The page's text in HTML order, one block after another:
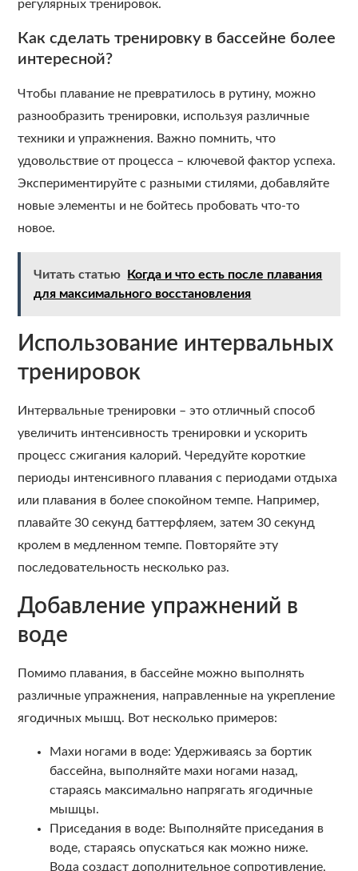
регулярных тренировок.
Как сделать тренировку в бассейне более
интересной?
Чтобы плавание не превратилось в рутину, можно
разнообразить тренировки, используя различные
техники и упражнения. Важно помнить, что
удовольствие от процесса – ключевой фактор успеха.
Экспериментируйте с разными стилями, добавляйте
новые элементы и не бойтесь пробовать что-то
новое.
Читать статью
Когда и что есть после плавания
для максимального восстановления
Использование интервальных
тренировок
Интервальные тренировки – это отличный способ
увеличить интенсивность тренировки и ускорить
процесс сжигания калорий. Чередуйте короткие
периоды интенсивного плавания с периодами отдыха
или плавания в более спокойном темпе. Например,
плавайте 30 секунд баттерфляем, затем 30 секунд
кролем в медленном темпе. Повторяйте эту
последовательность несколько раз.
Добавление упражнений в
воде
Помимо плавания, в бассейне можно выполнять
различные упражнения, направленные на укрепление
ягодичных мышц. Вот несколько примеров:
Махи ногами в воде: Удерживаясь за бортик
бассейна, выполняйте махи ногами назад,
стараясь максимально напрягать ягодичные
мышцы.
Приседания в воде: Выполняйте приседания в
воде, стараясь опускаться как можно ниже.
Вода создаст дополнительное сопротивление,